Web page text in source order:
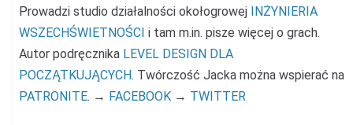
Prowadzi studio działalności okołogrowej
INŻYNIERIA
WSZECHŚWIETNOŚCI i tam m.in. pisze więcej o grach.
Autor podręcznika LEVEL DESIGN DLA
POCZĄTKUJĄCYCH. Twórczość Jacka można wspierać na
PATRONITE. → FACEBOOK → TWITTER